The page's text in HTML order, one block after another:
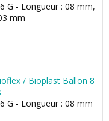
G - Longueur : 08 mm,
mm
/ Bioplast Ballon 8
G - Longueur : 08 mm